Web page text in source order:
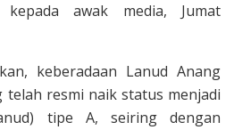
awak media, Jumat
keberadaan Lanud Anang
telah resmi naik status menjadi
tipe A, seiring dengan